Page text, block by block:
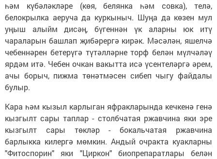
һәм күбәләкләре (көя, белянка һәм совка), телә,
белокрылка аеруча да куркыныч. Шуңа да көзен мул
уңыш алыйм дисәң, бүгеннән үк аларны юк итү
чараларын башлап җибәрергә кирәк. Мәсәлән, яшелчә
чебеннәрен бетерүгә түтәлләрне торф белән мүлчәләү
ярдәм итә. Чебен очкан вакытта исә үсентеләргә әрем,
ачы борыч, пижма төнәтмәсен сибеп чыгу файдалы
булыр.
Кара һәм кызыл карлыган яфракларында кечкенә генә
кызгылт сары таплар - столбчатая ржавчина яки эре
кызгылт сары төкләр - бокальчатая ржавчина
барлыкка килергә мөмкин. Андый очракта куакларны
"Фитоспорин" яки "Циркон" биопрепаратлары белән